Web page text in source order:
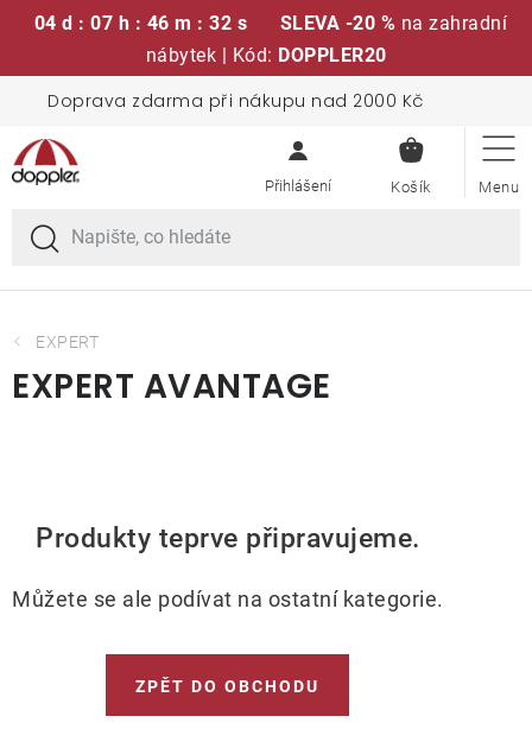
04 d : 07 h : 46 m : 32 s SLEVA -20 % na zahradní
nábytek | Kód: DOPPLER20
obsah
Doprava zdarma při nákupu nad 2000 Kč
KOŠÍK
Sedací soupravy
Slunečníky
Křesla a židle
Stoly
Lehátka
Doplňky
Deštníky
EXPERT
EXPERT AVANTAGE
Produkty teprve připravujeme.
Můžete se ale podívat na ostatní kategorie.
ZPĚT DO OBCHODU